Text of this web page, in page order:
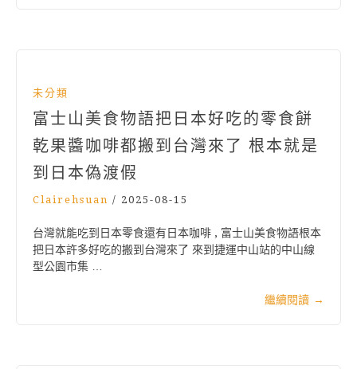
未分類
富士山美食物語把日本好吃的零食餅
乾果醬咖啡都搬到台灣來了 根本就是
到日本偽渡假
Clairehsuan / 2025-08-15
台灣就能吃到日本零食還有日本咖啡 , 富士山美食物語根本
把日本許多好吃的搬到台灣來了 來到捷運中山站的中山線
型公園市集 …
繼續閱讀 →